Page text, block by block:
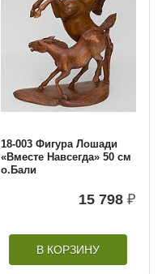
18-003 Фигура Лошади
«Вместе Навсегда» 50 см
о.Бали
15 798 ₽
В КОРЗИНУ